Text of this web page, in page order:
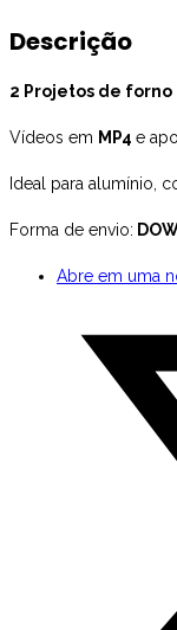
Descrição
2 Projetos de
Vídeos em MP4 e
Ideal para alumínio,
Forma de envio:
Abre em uma